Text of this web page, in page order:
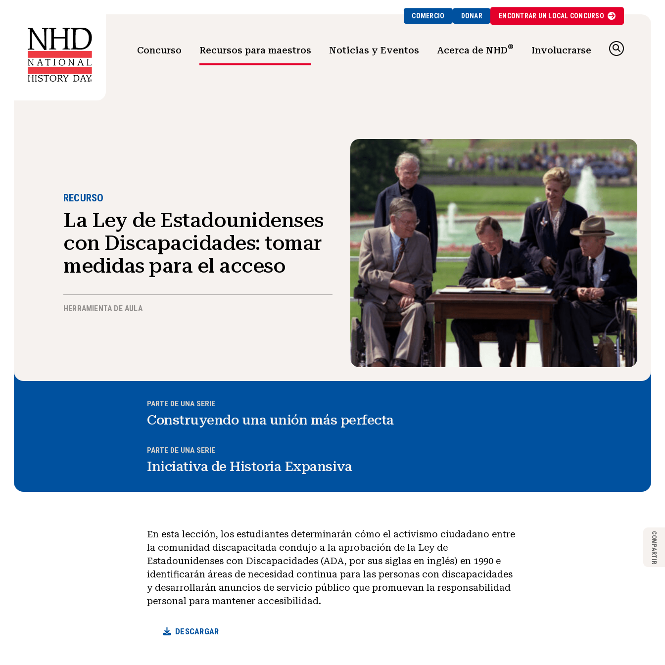
COMERCIO DONAR ENCONTRAR UN LOCAL CONCURSO
Concurso Recursos para maestros Noticias y Eventos Acerca de NHD® Involucrarse
RECURSO
La Ley de Estadounidenses
con Discapacidades: tomar
medidas para el acceso
HERRAMIENTA DE AULA
PARTE DE UNA SERIE
Construyendo una unión más perfecta
PARTE DE UNA SERIE
Iniciativa de Historia Expansiva
En esta lección, los estudiantes determinarán cómo el activismo ciudadano entre
la comunidad discapacitada condujo a la aprobación de la Ley de
Estadounidenses con Discapacidades (ADA, por sus siglas en inglés) en 1990 e
identificarán áreas de necesidad continua para las personas con discapacidades
y desarrollarán anuncios de servicio público que promuevan la responsabilidad
personal para mantener accesibilidad.
DESCARGAR
COMPARTIR